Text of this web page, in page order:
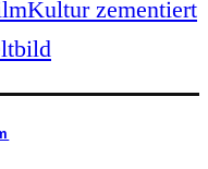
zementiert